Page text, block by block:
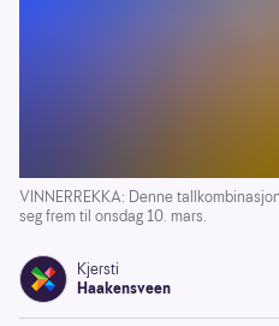
VINNERREKKA: Denne
seg frem til onsdag 10. mars.
Kjersti
Haakensveen